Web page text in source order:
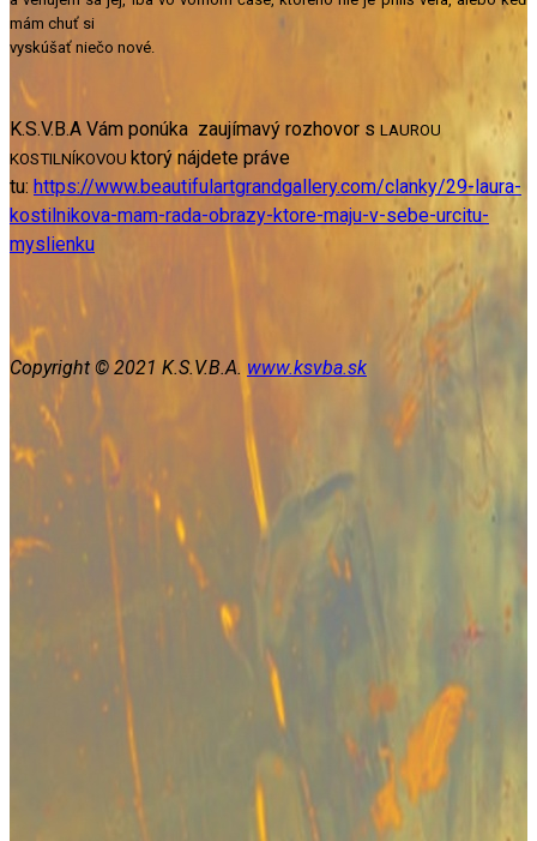
mám chuť si
vyskúšať niečo nové.
K.S.V.B.A Vám ponúka zaujímavý rozhovor s LAUROU
KOSTILNÍKOVOU ktorý nájdete práve
tu: https://www.beautifulartgrandgallery.com/clanky/29-laura-
kostilnikova-mam-rada-obrazy-ktore-maju-v-sebe-urcitu-
myslienku
Copyright © 2021 K.S.V.B.A. www.ksvba.sk